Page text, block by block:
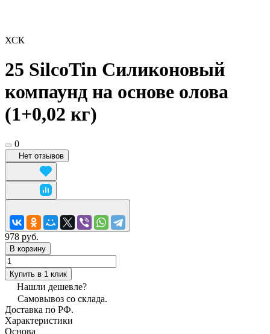
ХСК
25 SilcoTin Силиконовый
компаунд на основе олова
(1+0,02 кг)
0
Нет отзывов
978 руб.
В корзину
Купить в 1 клик
Нашли дешевле?
Самовывоз со склада.
Доставка по РФ.
Характеристики
Основа